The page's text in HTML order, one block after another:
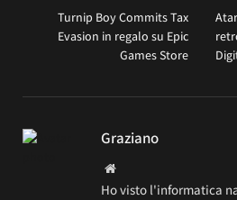
Turnip Boy Commits Tax
Evasion in regalo su Epic
Games Store
Graziano
Website
Ho visto l'informatica